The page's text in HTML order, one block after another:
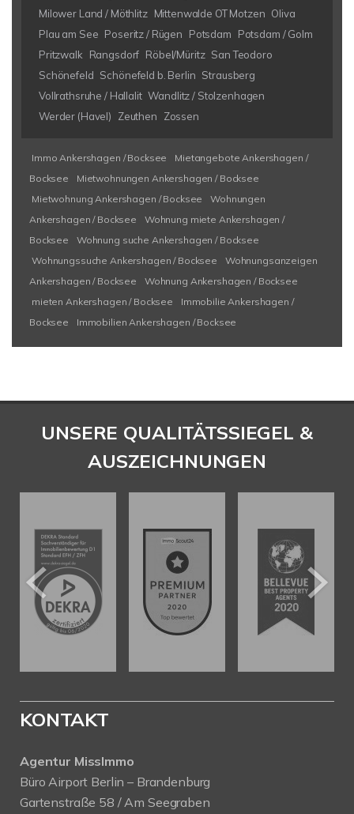
Milower Land / Möthlitz Mittenwalde OT Motzen Oliva
Plau am See Poseritz / Rügen Potsdam
Potsdam / Golm
Pritzwalk
Rangsdorf Röbel/Müritz San Teodoro
Schönefeld Schönefeld b. Berlin Strausberg
Vollrathsruhe / Hallalit Wandlitz / Stolzenhagen
Werder (Havel)
Zeuthen Zossen
Immo Ankershagen / Bocksee
Mietangebote Ankershagen /
Bocksee
Mietwohnungen Ankershagen / Bocksee
Mietwohnung Ankershagen / Bocksee
Wohnungen
Ankershagen / Bocksee
Wohnung miete Ankershagen /
Bocksee
Wohnung suche Ankershagen / Bocksee
Wohnungssuche Ankershagen / Bocksee
Wohnungsanzeigen
Ankershagen / Bocksee
Wohnung Ankershagen / Bocksee
mieten Ankershagen / Bocksee
Immobilie Ankershagen /
Bocksee
Immobilien Ankershagen / Bocksee
UNSERE QUALITÄTSSIEGEL &
AUSZEICHNUNGEN
KONTAKT
Agentur MissImmo
Büro Airport Berlin – Brandenburg
Gartenstraße 58 / Am Seegraben